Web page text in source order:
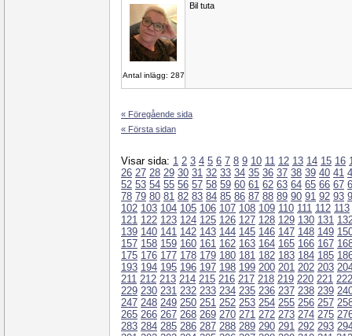
Antal inlägg: 287
Bil tuta
« Föregående sida
« Första sidan
Visar sida: 1 2 3 4 5 6 7 8 9 10 11 12 13 14 15 16
26 27 28 29 30 31 32 33 34 35 36 37 38 39 40 41
52 53 54 55 56 57 58 59 60 61 62 63 64 65 66 67
78 79 80 81 82 83 84 85 86 87 88 89 90 91 92 93
102 103 104 105 106 107 108 109 110 111 112 113
121 122 123 124 125 126 127 128 129 130 131
139 140 141 142 143 144 145 146 147 148 149
157 158 159 160 161 162 163 164 165 166 167
175 176 177 178 179 180 181 182 183 184 185
193 194 195 196 197 198 199 200 201 202 203
211 212 213 214 215 216 217 218 219 220 221 222
229 230 231 232 233 234 235 236 237 238 239
247 248 249 250 251 252 253 254 255 256 257
265 266 267 268 269 270 271 272 273 274 275
283 284 285 286 287 288 289 290 291 292 293